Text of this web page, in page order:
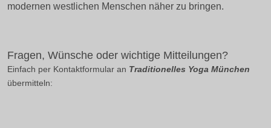
modernen westlichen Menschen näher zu bringen.
Fragen, Wünsche oder wichtige Mitteilungen?
Einfach per Kontaktformular an Traditionelles Yoga München
übermitteln: